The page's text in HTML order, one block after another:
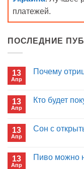
платежей.
ПОСЛЕДНИЕ
13
Апр
Почему
записи
Почему
13
Апр
Кто будет
записи
Кто
в
13
Апр
Сон с
записи
Сон
13
Апр
Пиво можно